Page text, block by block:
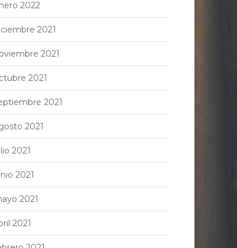
2022
2021
2021
2021
2021
2021
2021
2021
2021
2021